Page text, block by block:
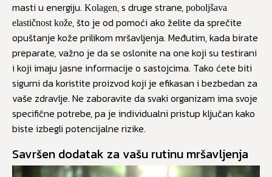
masti u energiju. Kolagen, s druge strane, poboljšava
elastičnost kože, što je od pomoći ako želite da sprečite
opuštanje kože prilikom mršavljenja. Međutim, kada birate
preparate, važno je da se oslonite na one koji su testirani
i koji imaju jasne informacije o sastojcima. Tako ćete biti
sigurni da koristite proizvod koji je efikasan i bezbedan za
vaše zdravlje. Ne zaboravite da svaki organizam ima svoje
specifične potrebe, pa je individualni pristup ključan kako
biste izbegli potencijalne rizike.
Savršen dodatak za vašu rutinu mršavljenja